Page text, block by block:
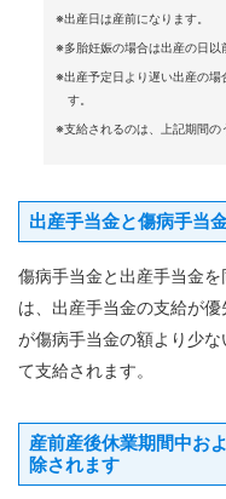
※出産日は産前になります。
※多胎妊娠の場合は出産の日以
※出産予定日より遅い出産の場
す。
※支給されるのは、上記期間の
出産手当金と傷病手当
傷病手当金と出産手当金
は、出産手当金の支給が
が傷病手当金の額より少
て支給されます。
産前産後休業期間中お
除されます